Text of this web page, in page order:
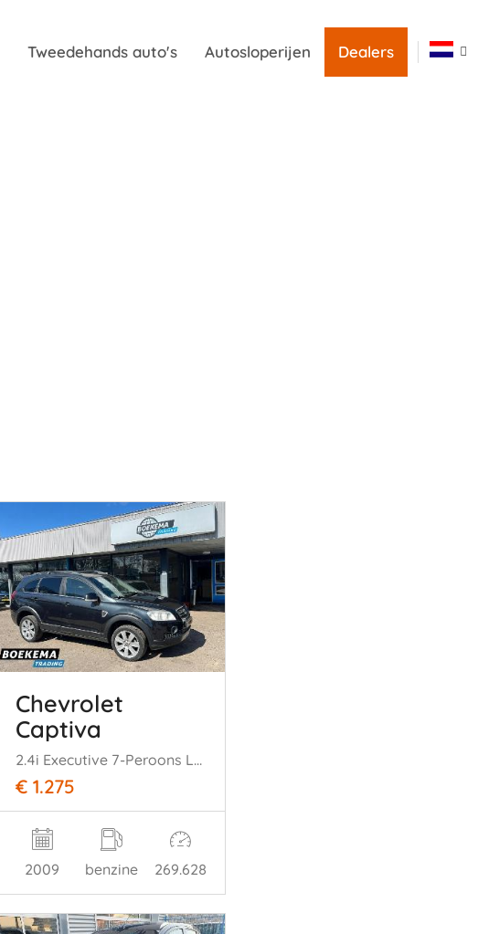
Tweedehands auto's Autosloperijen Dealers
Chevrolet
Captiva
2.4i Executive 7-Peroons Leer Stoelverw Navigatie Climate
€ 1.275
2009 benzine 269.628